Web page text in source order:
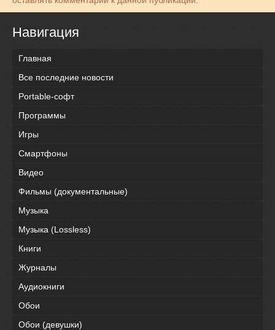
Навигация
Главная
Все последние новости
Portable-софт
Программы
Игры
Смартфоны
Видео
Фильмы (документальные)
Музыка
Музыка (Lossless)
Книги
Журналы
Аудиокниги
Обои
Обои (девушки)